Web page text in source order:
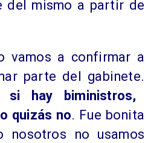
del mismo a partir de
vamos a confirmar a
parte del gabinete.
hay biministros,
quizás no. Fue bonita
nosotros no usamos